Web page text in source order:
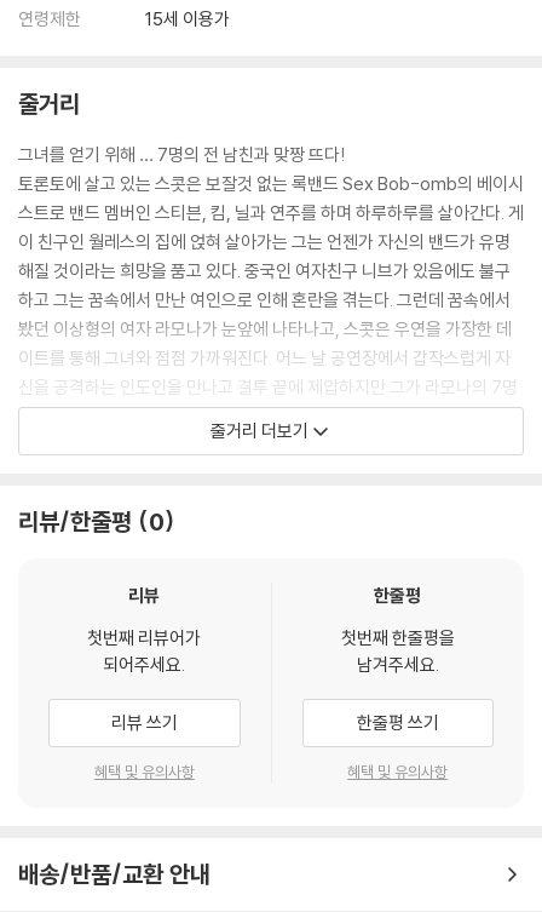
연령제한
15세 이용가
줄거리
그녀를 얻기 위해 … 7명의 전 남친과 맞짱 뜨다!
토론토에 살고 있는 스콧은 보잘것 없는 록밴드 Sex Bob-omb의 베이시
스트로 밴드 멤버인 스티븐, 킴, 닐과 연주를 하며 하루하루를 살아간다. 게
이 친구인 월레스의 집에 얹혀 살아가는 그는 언젠가 자신의 밴드가 유명
해질 것이라는 희망을 품고 있다. 중국인 여자친구 니브가 있음에도 불구
하고 그는 꿈속에서 만난 여인으로 인해 혼란을 겪는다. 그런데 꿈속에서
봤던 이상형의 여자 라모나가 눈앞에 나타나고, 스콧은 우연을 가장한 데
이트를 통해 그녀와 점점 가까워진다. 어느 날 공연장에서 갑작스럽게 자
신을 공격하는 인도인을 만나고 결투 끝에 제압하지만 그가 라모나의 7명
의 전 남자친구 중 하나였다는 사실을 알게 된다. 또한 그들과의 결투에서
이겨야만 라모나를 계속 만날 수 있다는 것. 그들은 스콧을 죽이려고 덤벼
리즈를 원작으로 한 코미디. 2004년에 출간을 시작한 만화는 큰 성공을
으로 한 기발한 스토리는 물론, 영화의 중간중간 게임을 연상시키는 장면
들이 포착된다. 아케이드 게임을 기본으로 강적이 나타나고 이를 물리치면
더욱 강한 상대가 기다리고 있는 토너먼트식의 결투, 승리할 때마다 올라
가는 능력치 표시는 한 편의 게임을 보는 듯한 착각을 불러일으키며 극중
원화가 삽입되는 등 만화적 상상력의 극치를 보여준다. 평범한 듯 보이는
줄거리 더보기
리뷰/한줄평 0
리뷰
첫번째 리뷰어가
되어주세요.
리뷰 쓰기
혜택 및 유의사항
한줄평
첫번째 한줄평을
남겨주세요.
한줄평 쓰기
혜택 및 유의사항
배송/반품/교환 안내